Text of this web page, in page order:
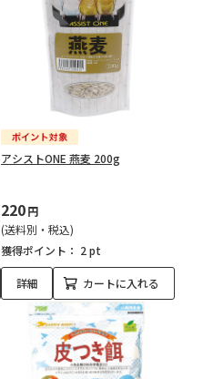
アシストONE 燕麦 200g
220円
(送料別・税込)
獲得ポイント： 2 pt
詳細 カートに入れる